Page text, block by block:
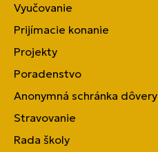
Vyučovanie
Prijímacie konanie
Projekty
Poradenstvo
Anonymná schránka dôvery
Stravovanie
Rada školy